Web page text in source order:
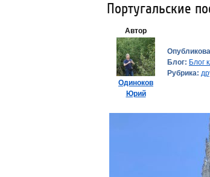
Португальские
Автор
Одиноков
Юрий
Блог: Блог
Рубрика: